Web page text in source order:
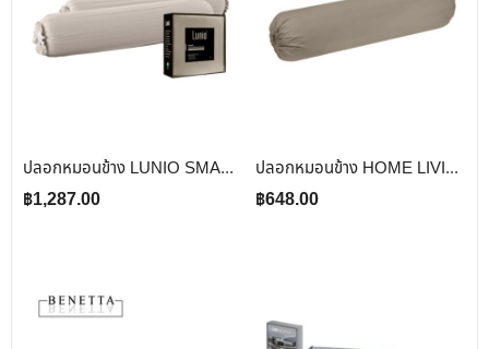
ปลอกหมอนข้าง LUNIO SMART SNOWWEAVE BOLSTER CASE AURA BEIGE สีเบจ จำนวน 2 ชิ้น
฿1,287.00
ปลอกหมอนข้าง HOME LIVING STYLE COTTON SATEEN II สี BROWN
฿648.00